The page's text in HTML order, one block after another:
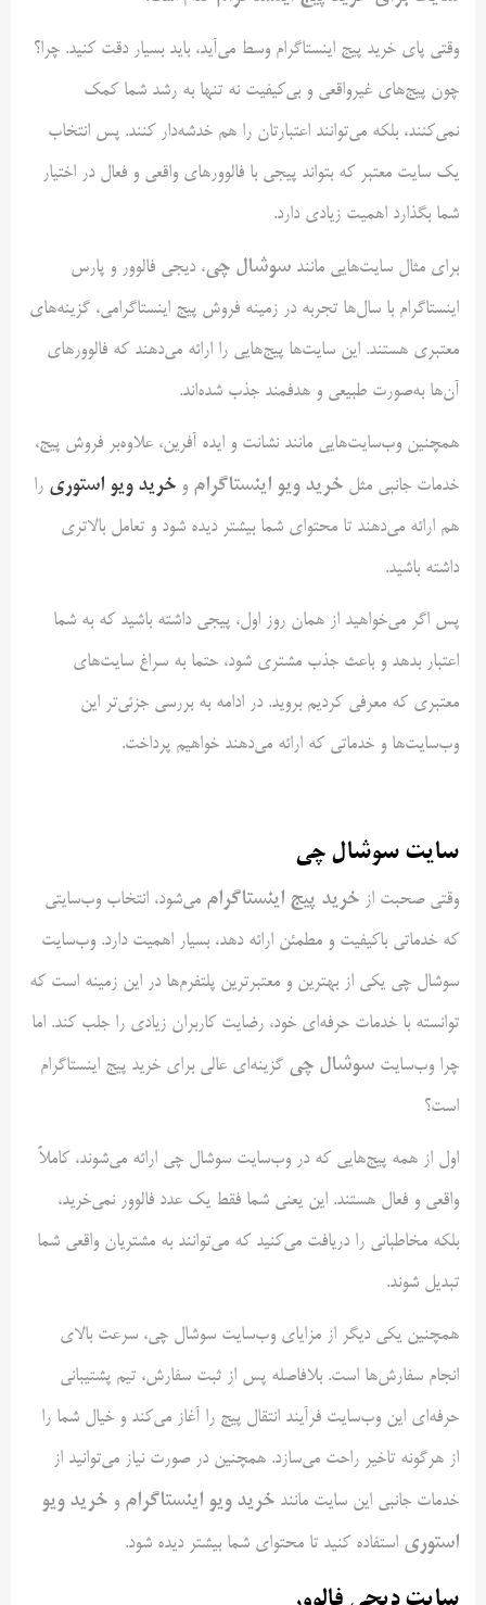
وقتی پای خرید پیج اینستاگرام وسط می‌آید، باید بسیار دقت کنید. چرا؟
چون پیج‌های غیرواقعی و بی‌کیفیت نه تنها به رشد شما کمک
نمی‌کنند، بلکه می‌توانند اعتبارتان را هم خدشه‌دار کنند. پس انتخاب
یک سایت معتبر که بتواند پیجی با فالوورهای واقعی و فعال در اختیار
شما بگذارد اهمیت زیادی دارد.
برای مثال سایت‌هایی مانند سوشال چی، دیجی فالوور و پارس
اینستاگرام با سال‌ها تجربه در زمینه فروش پیج اینستاگرامی، گزینه‌های
معتبری هستند. این سایت‌ها پیج‌هایی را ارائه می‌دهند که فالوورهای
آن‌ها به‌صورت طبیعی و هدفمند جذب شده‌اند.
همچنین وب‌سایت‌هایی مانند نشانت و ایده آفرین، علاوه‌بر فروش پیج،
خدمات جانبی مثل خرید ویو اینستاگرام و خرید ویو استوری را
هم ارائه می‌دهند تا محتوای شما بیشتر دیده شود و تعامل بالاتری
داشته باشید.
پس اگر می‌خواهید از همان روز اول، پیجی داشته باشید که به شما
اعتبار بدهد و باعث جذب مشتری شود، حتما به سراغ سایت‌های
معتبری که معرفی کردیم بروید. در ادامه به بررسی جزئی‌تر این
وب‌سایت‌ها و خدماتی که ارائه می‌دهند خواهیم پرداخت.
سایت سوشال چی
وقتی صحبت از خرید پیج اینستاگرام می‌شود، انتخاب وب‌سایتی
که خدماتی باکیفیت و مطمئن ارائه دهد، بسیار اهمیت دارد. وب‌سایت
سوشال چی یکی از بهترین و معتبرترین پلتفرم‌ها در این زمینه است که
توانسته با خدمات حرفه‌ای خود، رضایت کاربران زیادی را جلب کند. اما
چرا وب‌سایت سوشال چی گزینه‌ای عالی برای خرید پیج اینستاگرام
است؟
اول از همه پیج‌هایی که در وب‌سایت سوشال چی ارائه می‌شوند، کاملاً
واقعی و فعال هستند. این یعنی شما فقط یک عدد فالوور نمی‌خرید،
بلکه مخاطبانی را دریافت می‌کنید که می‌توانند به مشتریان واقعی شما
تبدیل شوند.
همچنین یکی دیگر از مزایای وب‌سایت سوشال چی، سرعت بالای
انجام سفارش‌ها است. بلافاصله پس از ثبت سفارش، تیم پشتیبانی
حرفه‌ای این وب‌سایت فرآیند انتقال پیج را آغاز می‌کند و خیال شما را
از هرگونه تاخیر راحت می‌سازد. همچنین در صورت نیاز می‌توانید از
خدمات جانبی این سایت مانند خرید ویو اینستاگرام و خرید ویو
استوری استفاده کنید تا محتوای شما بیشتر دیده شود.